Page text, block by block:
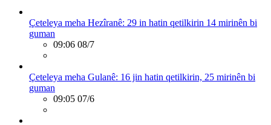
Çeteleya meha Hezîranê: 29 in hatin qetilkirin 14 mirinên bi
guman
09:06 08/7
Çeteleya meha Gulanê: 16 jin hatin qetilkirin, 25 mirinên bi
guman
09:05 07/6